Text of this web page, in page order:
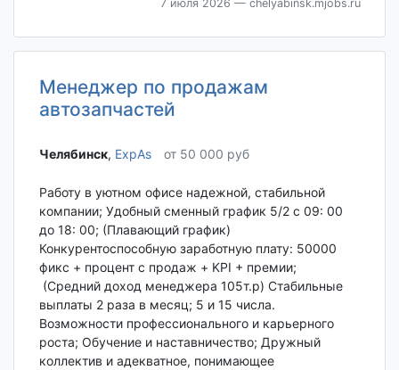
7 июля 2026 — chelyabinsk.mjobs.ru
Менеджер по продажам
автозапчастей
Челябинск‎, ExpAs от 50 000 руб
Работу в уютном офисе надежной, стабильной
компании; Удобный сменный график 5/2 с 09: 00
до 18: 00; (Плавающий график)
Конкурентоспособную заработную плату: 50000
фикс + процент с продаж + KPI + премии;
(Средний доход менеджера 105т.р) Стабильные
выплаты 2 раза в месяц; 5 и 15 числа.
Возможности профессионального и карьерного
роста; Обучение и наставничество; Дружный
коллектив и адекватное, понимающее